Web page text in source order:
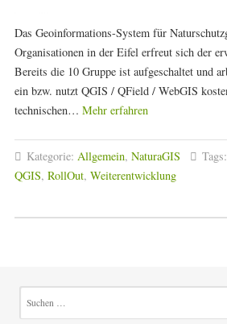
Das Geoinformations-System für
Organisationen in der Eifel erfreut sich der
Bereits die 10 Gruppe ist aufgeschaltet und
ein bzw. nutzt QGIS / QField / WebGIS
technischen… Mehr erfahren
Kategorie: Allgemein, NaturaGIS Tags:
QGIS, RollOut, Weiterentwicklung